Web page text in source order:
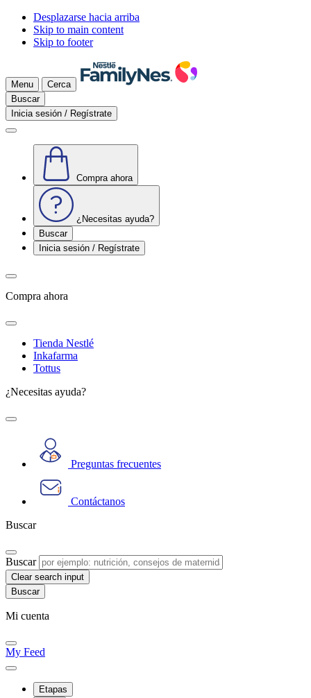
Desplazarse hacia arriba
Skip to main content
Skip to footer
Menu
Cerca
Buscar
Inicia sesión / Regístrate
Compra ahora
¿Necesitas ayuda?
Buscar
Inicia sesión / Regístrate
Compra ahora
Tienda Nestlé
Inkafarma
Tottus
¿Necesitas ayuda?
Preguntas frecuentes
Contáctanos
Buscar
Buscar
Clear search input
Mi cuenta
My Feed
Etapas